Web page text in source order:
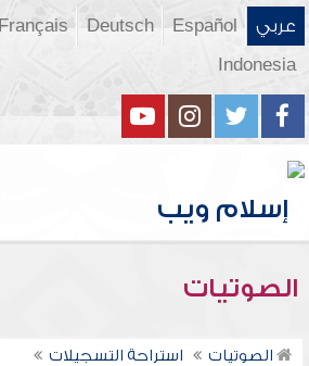
عربي Español
Deutsch
Français
Indonesia
الصوتيات
الصوتيات استراحة التسجيلات